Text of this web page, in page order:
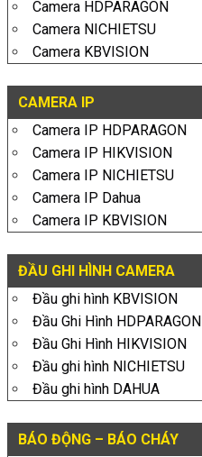
Camera HDPARAGON
Camera NICHIETSU
Camera KBVISION
CAMERA IP
Camera IP HDPARAGON
Camera IP HIKVISION
Camera IP NICHIETSU
Camera IP Dahua
Camera IP KBVISION
ĐẦU GHI HÌNH CAMERA
Đầu ghi hình KBVISION
Đầu Ghi Hình HDPARAGON
Đầu Ghi Hình HIKVISION
Đầu ghi hình NICHIETSU
Đầu ghi hình DAHUA
BÁO ĐỘNG – BÁO CHÁY